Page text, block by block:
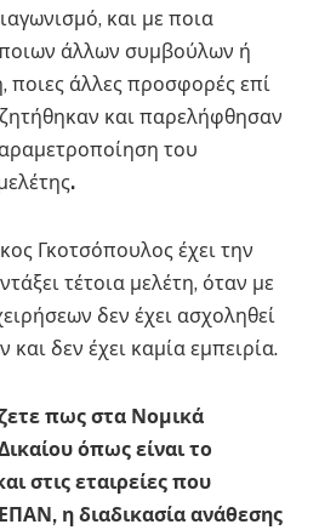
και με ποια
ποιων άλλων συμβούλων ή
ποιες άλλες προσφορές επί
και παρελήφθησαν
του
.
Γκοτσόπουλος έχει την
τέτοια μελέτη, όταν με
δεν έχει ασχοληθεί
δεν έχει καμία εμπειρία.
πως στα Νομικά
όπως είναι το
στις εταιρείες που
η διαδικασία ανάθεσης